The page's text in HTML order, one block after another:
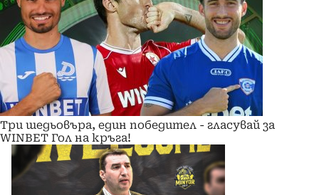
Три шедьовъра, един победител - гласувай за
WINBET Гол на кръга!